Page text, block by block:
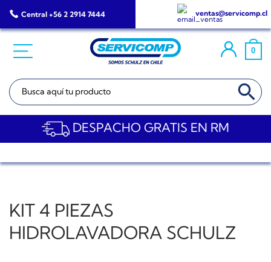
Saltar
Central +56 2 2914 7444 ventas@servicomp.cl
0
Buscar: BOTÓN DE
DESPACHO GRATIS EN RM
KIT 4 PIEZAS
HIDROLAVADORA SCHULZ